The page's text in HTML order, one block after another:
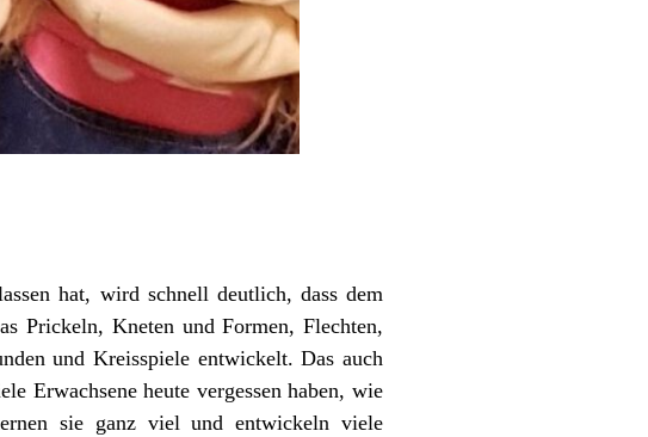
hat, wird schnell deutlich, dass dem
Prickeln, Kneten und Formen, Flechten,
und Kreisspiele entwickelt. Das auch
Erwachsene heute vergessen haben, wie
sie ganz viel und entwickeln viele